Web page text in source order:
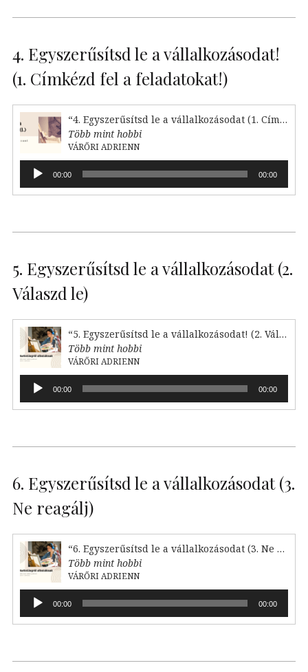
4. Egyszerűsítsd le a vállalkozásodat!
(1. Címkézd fel a feladatokat!)
“4. Egyszerűsítsd le a vállalkozásodat (1. Címkézd fel!)”
Több mint hobbi
VÁRŐRI ADRIENN
Audió
lejátszó00:00 00:00
5. Egyszerűsítsd le a vállalkozásodat (2.
Válaszd le)
“5. Egyszerűsítsd le a vállalkozásodat! (2. Válaszd le)”
Több mint hobbi
VÁRŐRI ADRIENN
Audió
lejátszó00:00 00:00
6. Egyszerűsítsd le a vállalkozásodat (3.
Ne reagálj)
“6. Egyszerűsítsd le a vállalkozásodat (3. Ne reagálj)”
Több mint hobbi
VÁRŐRI ADRIENN
Audió
lejátszó00:00 00:00